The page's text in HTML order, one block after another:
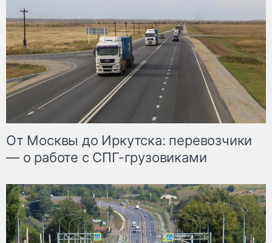
От Москвы до Иркутска: перевозчики
— о работе с СПГ-грузовиками